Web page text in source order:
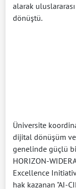
alarak
dönüştü.
Üniversite
dijital dönüşüm
genelinde güçlü
HORIZON-
Excellence
hak kazanan "AI-